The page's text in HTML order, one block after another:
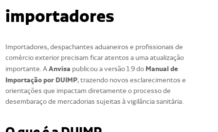
importadores
Importadores, despachantes aduaneiros e profissionais de
comércio exterior precisam ficar atentos a uma atualização
importante. AAnvisa publicou a versão 1.9 do Manual de
Importação por DUIMP, trazendo novos esclarecimentos e
orientações que impactam diretamente o processo de
desembaraço de mercadorias sujeitas à vigilância sanitária.